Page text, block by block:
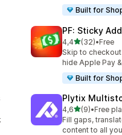
Built for
PF: Sticky
4,45 yıldız
(32)
toplam 32•Free
Skip to
hide Apple Pay
Built for
Plytix
4,65 yıldız
(9)
toplam 9•Free
Fill gaps,
content to all